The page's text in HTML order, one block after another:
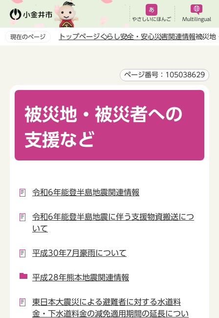
ペ
やさしいにほんご Multilingual
現在のページ トップページくらし安全・安心災害関連情報被災地
ページ番号：105038629
被災地・被災者への
支援など
令和6年能登半島地震関連情報
令和6年能登半島地震に伴う支援物資搬送につ
いて
平成30年7月豪雨について
平成28年熊本地震関連情報
東日本大震災による避難者に対する水道料
金・下水道料金の減免適用期間の延長につい